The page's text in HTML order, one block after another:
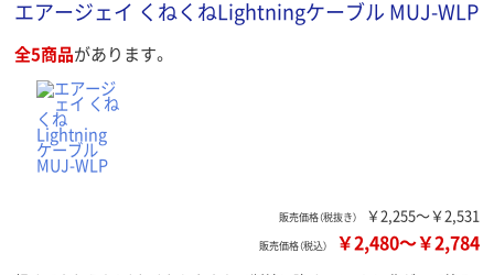
エアージェイ くねくねLightningケーブル MUJ-WLP
全5商品があります。
販売価格（税抜き） ￥2,255～￥2,531
販売価格（税込） ￥2,480～￥2,784